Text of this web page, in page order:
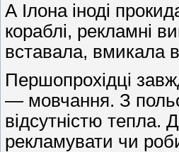
А Ілона іноді
кораблі, рекламні
вставала, вмикала
Першопрохідці
— мовчання. З
відсутністю тепла.
рекламувати чи